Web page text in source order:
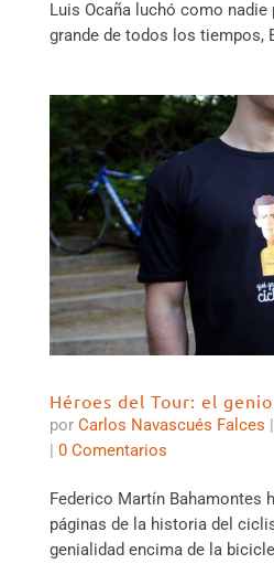
Luis Ocaña luchó como nadie
grande de todos los tiempos,
Héroes del Tour: el
por Carlos Navascués Falces |
| 0 Comentarios
Federico Martín Bahamontes
páginas de la historia del
genialidad encima de la